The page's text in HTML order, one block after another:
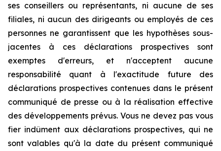
ses conseillers ou représentants, ni aucune de ses
filiales, ni aucun des dirigeants ou employés de ces
personnes ne garantissent que les hypothèses sous-
jacentes à ces déclarations prospectives sont
exemptes d'erreurs, et n'acceptent aucune
responsabilité quant à l'exactitude future des
déclarations prospectives contenues dans le présent
communiqué de presse ou à la réalisation effective
des développements prévus. Vous ne devez pas vous
fier indûment aux déclarations prospectives, qui ne
sont valables qu'à la date du présent communiqué